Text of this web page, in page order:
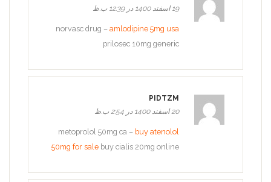
19 اسفند 1400 در 12:39 ب.ظ
norvasc drug – amlodipine 5mg usa
prilosec 10mg generic
PIDTZM
20 اسفند 1400 در 2:54 ب.ظ
metoprolol 50mg ca – buy atenolol
50mg for sale buy cialis 20mg online